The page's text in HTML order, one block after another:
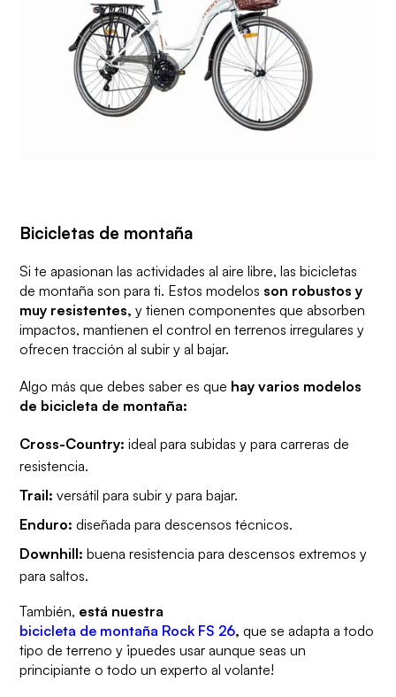
Bicicletas de montaña
Si te apasionan las actividades al aire libre, las bicicletas
de montaña son para ti. Estos modelos son robustos y
muy resistentes, y tienen componentes que absorben
impactos, mantienen el control en terrenos irregulares y
ofrecen tracción al subir y al bajar.
Algo más que debes saber es que hay varios modelos
de bicicleta de montaña:
Cross-Country: ideal para subidas y para carreras de
resistencia.
Trail: versátil para subir y para bajar.
Enduro: diseñada para descensos técnicos.
Downhill: buena resistencia para descensos extremos y
para saltos.
También, está nuestra
bicicleta de montaña Rock FS 26, que se adapta a todo
tipo de terreno y ¡puedes usar aunque seas un
principiante o todo un experto al volante!